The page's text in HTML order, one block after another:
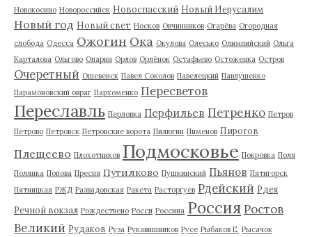
Новокосино Новороссийск Новоспасский Новый Иерусалим
Новый год Новый свет Носков Овчинников Огарёва Огородная
слобода Одесса Ожогин Ока Окулова Олесько Олимпийский Ольга
Карталова Ольгово Опарин Орлов Орлёнок Остафьево Остоженка Остров
Очеретный Ошевенск Павел Соколов Павелецкий Павлушенко
Парамоновский овраг Пархоменко Пересветов
Переславль Перловка Перфильев Петренко Петров
Петрово Петровск Петровские ворота Пилюгин Пименов Пирогов
Плещеево Плохотников Подмосковье Покровка Поля
Полянка Попова Пресня Путилково Пушкинский Пьянов Пятигорск
Пятницкая РЖД Развадовская Ракета Расторгуев Рдейский Рдея
Речной вокзал Рождествено Росси Россина Россия Ростов
Великий Рудаков Руза Рукавишников Русе Рыбаков Е. Рысачок